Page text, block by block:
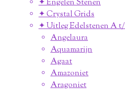
✦ Engelen Stenen
✦ Crystal Grids
✦ Uitleg Edelstenen A t/
Angelaura
Aquamarijn
Agaat
Amazoniet
Aragoniet